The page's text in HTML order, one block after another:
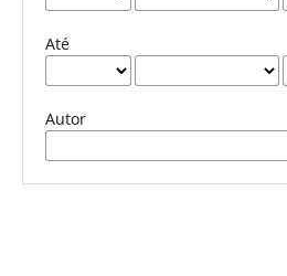
Até
Autor